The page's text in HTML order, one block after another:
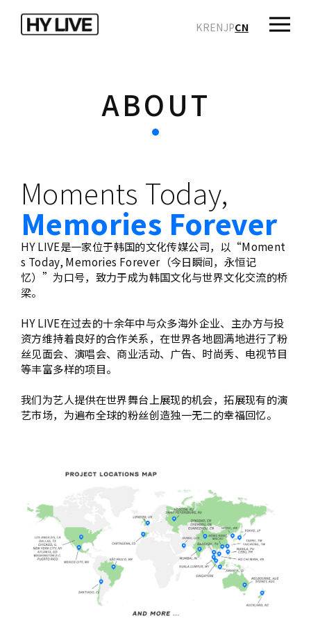
KRENJPCN
ABOUT
Moments Today,
Memories Forever
HY LIVE是一家位于韩国的文化传媒公司，以“Moment
s Today, Memories Forever（今日瞬间，永恒记
忆）”为口号，致力于成为韩国文化与世界文化交流的桥
梁。
HY LIVE在过去的十余年中与众多海外企业、主办方与投
资方维持着良好的合作关系，在世界各地圆满地进行了粉
丝见面会、演唱会、商业活动、广告、时尚秀、电视节目
等丰富多样的项目。
我们为艺人提供在世界舞台上展现的机会，拓展现有的演
艺市场，为遍布全球的粉丝创造独一无二的幸福回忆。